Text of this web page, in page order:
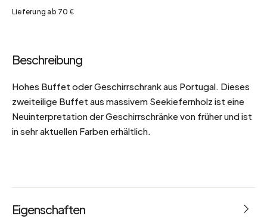
Lieferung ab 70 €
Beschreibung
Hohes Buffet oder Geschirrschrank aus Portugal. Dieses
zweiteilige Buffet aus massivem Seekiefernholz ist eine
Neuinterpretation der Geschirrschränke von früher und ist
in sehr aktuellen Farben erhältlich.
Eigenschaften